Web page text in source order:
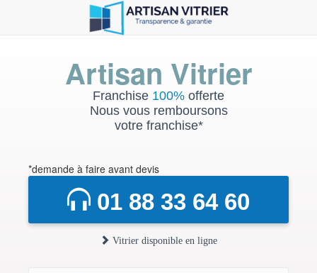
Artisan Vitrier
Franchise 100% offerte
Nous vous remboursons
votre franchise*
*demande à faire avant devis
01 88 33 64 60
Vitrier disponible en ligne